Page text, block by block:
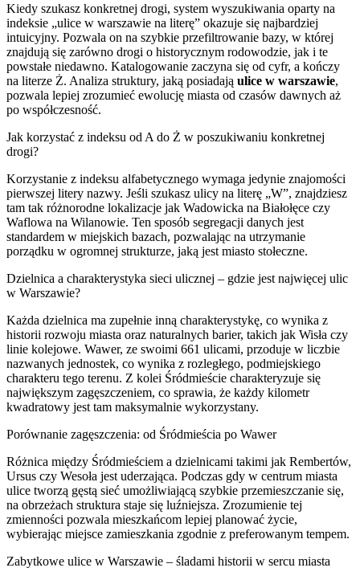
Kiedy szukasz konkretnej drogi, system wyszukiwania oparty na
indeksie „ulice w warszawie na literę” okazuje się najbardziej
intuicyjny. Pozwala on na szybkie przefiltrowanie bazy, w której
znajdują się zarówno drogi o historycznym rodowodzie, jak i te
powstałe niedawno. Katalogowanie zaczyna się od cyfr, a kończy
na literze Ż. Analiza struktury, jaką posiadają ulice w warszawie,
pozwala lepiej zrozumieć ewolucję miasta od czasów dawnych aż
po współczesność.
Jak korzystać z indeksu od A do Ż w poszukiwaniu konkretnej
drogi?
Korzystanie z indeksu alfabetycznego wymaga jedynie znajomości
pierwszej litery nazwy. Jeśli szukasz ulicy na literę „W”, znajdziesz
tam tak różnorodne lokalizacje jak Wadowicka na Białołęce czy
Waflowa na Wilanowie. Ten sposób segregacji danych jest
standardem w miejskich bazach, pozwalając na utrzymanie
porządku w ogromnej strukturze, jaką jest miasto stołeczne.
Dzielnica a charakterystyka sieci ulicznej – gdzie jest najwięcej ulic
w Warszawie?
Każda dzielnica ma zupełnie inną charakterystykę, co wynika z
historii rozwoju miasta oraz naturalnych barier, takich jak Wisła czy
linie kolejowe. Wawer, ze swoimi 661 ulicami, przoduje w liczbie
nazwanych jednostek, co wynika z rozległego, podmiejskiego
charakteru tego terenu. Z kolei Śródmieście charakteryzuje się
największym zagęszczeniem, co sprawia, że każdy kilometr
kwadratowy jest tam maksymalnie wykorzystany.
Porównanie zagęszczenia: od Śródmieścia po Wawer
Różnica między Śródmieściem a dzielnicami takimi jak Rembertów,
Ursus czy Wesoła jest uderzająca. Podczas gdy w centrum miasta
ulice tworzą gęstą sieć umożliwiającą szybkie przemieszczanie się,
na obrzeżach struktura staje się luźniejsza. Zrozumienie tej
zmienności pozwala mieszkańcom lepiej planować życie,
wybierając miejsce zamieszkania zgodnie z preferowanym tempem.
Zabytkowe ulice w Warszawie – śladami historii w sercu miasta